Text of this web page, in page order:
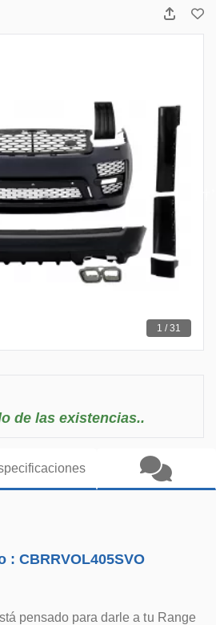
1 / 31
de las existencias..
:CBRRVOL405SVO
pensado para darle a tu Range